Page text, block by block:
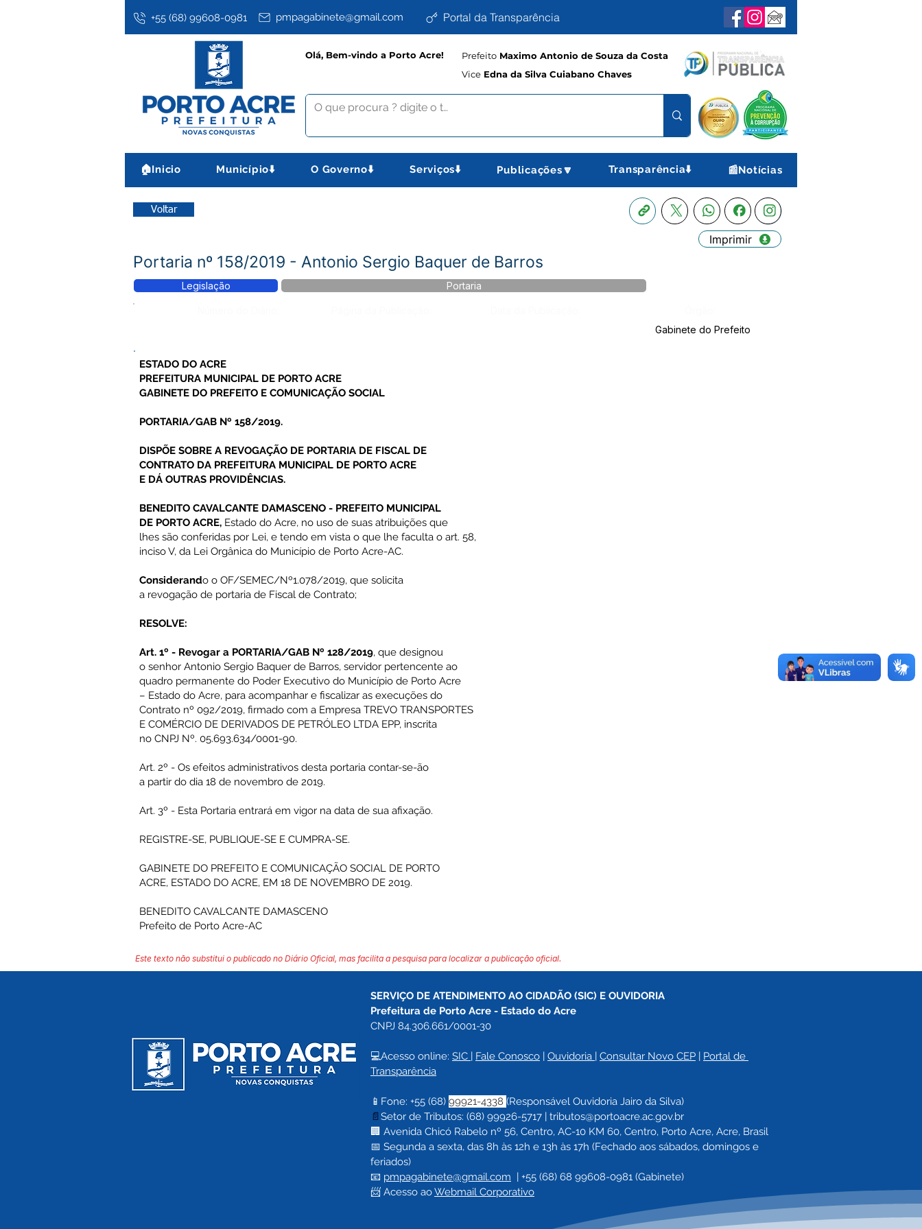
+55 (68) 99608-0981 pmpagabinete@gmail.com Portal da Transparência
Olá, Bem-vindo a Porto Acre! Prefeito Maximo Antonio de Souza da Costa
Vice Edna da Silva Cuiabano Chaves
🏠Inicio Município⬇️ O Governo⬇️ Serviços⬇️ Publicações🔽 Transparência⬇️ 📰Notícias
Voltar
Imprimir
Portaria nº 158/2019 - Antonio Sergio Baquer de Barros
Legislação Portaria
Gabinete do Prefeito
ESTADO DO ACRE
PREFEITURA MUNICIPAL DE PORTO ACRE
GABINETE DO PREFEITO E COMUNICAÇÃO SOCIAL
PORTARIA/GAB Nº 158/2019.
DISPÕE SOBRE A REVOGAÇÃO DE PORTARIA DE FISCAL DE
CONTRATO DA PREFEITURA MUNICIPAL DE PORTO ACRE
E DÁ OUTRAS PROVIDÊNCIAS.
BENEDITO CAVALCANTE DAMASCENO - PREFEITO MUNICIPAL
DE PORTO ACRE, Estado do Acre, no uso de suas atribuições que
lhes são conferidas por Lei, e tendo em vista o que lhe faculta o art. 58,
inciso V, da Lei Orgânica do Município de Porto Acre-AC.
Considerando o OF/SEMEC/Nº1.078/2019, que solicita
a revogação de portaria de Fiscal de Contrato;
RESOLVE:
Art. 1º - Revogar a PORTARIA/GAB Nº 128/2019, que designou
o senhor Antonio Sergio Baquer de Barros, servidor pertencente ao
quadro permanente do Poder Executivo do Município de Porto Acre
– Estado do Acre, para acompanhar e fiscalizar as execuções do
Contrato nº 092/2019, firmado com a Empresa TREVO TRANSPORTES
E COMÉRCIO DE DERIVADOS DE PETRÓLEO LTDA EPP, inscrita
no CNPJ Nº. 05.693.634/0001-90.
Art. 2º - Os efeitos administrativos desta portaria contar-se-ão
a partir do dia 18 de novembro de 2019.
Art. 3º - Esta Portaria entrará em vigor na data de sua afixação.
REGISTRE-SE, PUBLIQUE-SE E CUMPRA-SE.
GABINETE DO PREFEITO E COMUNICAÇÃO SOCIAL DE PORTO
ACRE, ESTADO DO ACRE, EM 18 DE NOVEMBRO DE 2019.
BENEDITO CAVALCANTE DAMASCENO
Prefeito de Porto Acre-AC
Este texto não substitui o publicado no Diário Oficial, mas facilita a pesquisa para localizar a publicação oficial.
SERVIÇO DE ATENDIMENTO AO CIDADÃO (SIC) E OUVIDORIA
Prefeitura de Porto Acre - Estado do Acre
CNPJ 84.306.661/0001-30
💻Acesso online: SIC | Fale Conosco | Ouvidoria | Consultar Novo CEP | Portal de
Transparência
📱Fone: +55 (68) 99921-4338 (Responsável Ouvidoria Jairo da Silva)
📄 Setor de Tributos: (68) 99926-5717 | tributos@portoacre.ac.gov.br
🏢 Avenida Chicó Rabelo nº 56, Centro, AC-10 KM 60, Centro, Porto Acre, Acre, Brasil
📅 Segunda a sexta, das 8h às 12h e 13h às 17h (Fechado aos sábados, domingos e
feriados)
📧 pmpagabinete@gmail.com | +55 (68) 68 99608-0981 (Gabinete)
📨 Acesso ao Webmail Corporativo